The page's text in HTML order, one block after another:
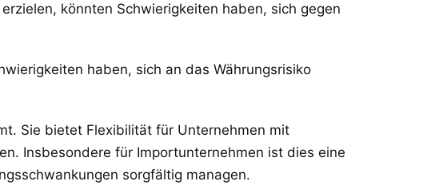
könnten Schwierigkeiten haben, sich gegen
haben, sich an das Währungsrisiko
Sie bietet Flexibilität für Unternehmen mit
Insbesondere für Importunternehmen ist dies eine
sorgfältig managen.